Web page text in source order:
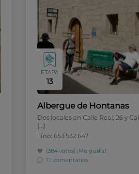
ETAPA
13
Albergue de Hontanas
Dos locales en Calle Real, 26 y Cal
[…]
Tfno: 653 532 647
(384 votos) ¡Me gusta!
111 comentarios